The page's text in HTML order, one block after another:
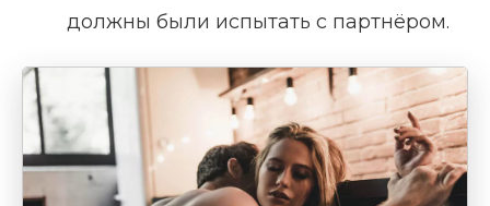
должны были испытать с партнёром.